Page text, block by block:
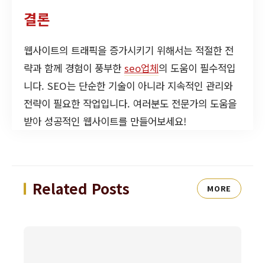
결론
웹사이트의 트래픽을 증가시키기 위해서는 적절한 전
략과 함께 경험이 풍부한 seo업체의 도움이 필수적입
니다. SEO는 단순한 기술이 아니라 지속적인 관리와
전략이 필요한 작업입니다. 여러분도 전문가의 도움을
받아 성공적인 웹사이트를 만들어보세요!
Related Posts MORE